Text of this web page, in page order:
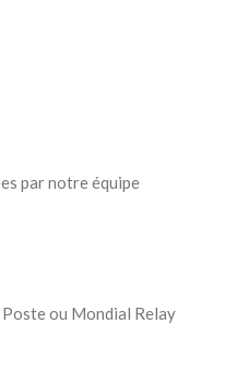
par notre équipe
ou Mondial Relay